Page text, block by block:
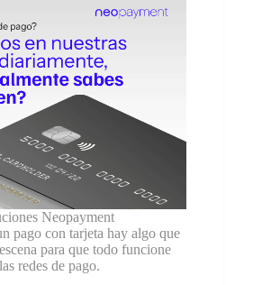
Neopayment
pago con tarjeta hay algo que
para que todo funcione
redes de pago.